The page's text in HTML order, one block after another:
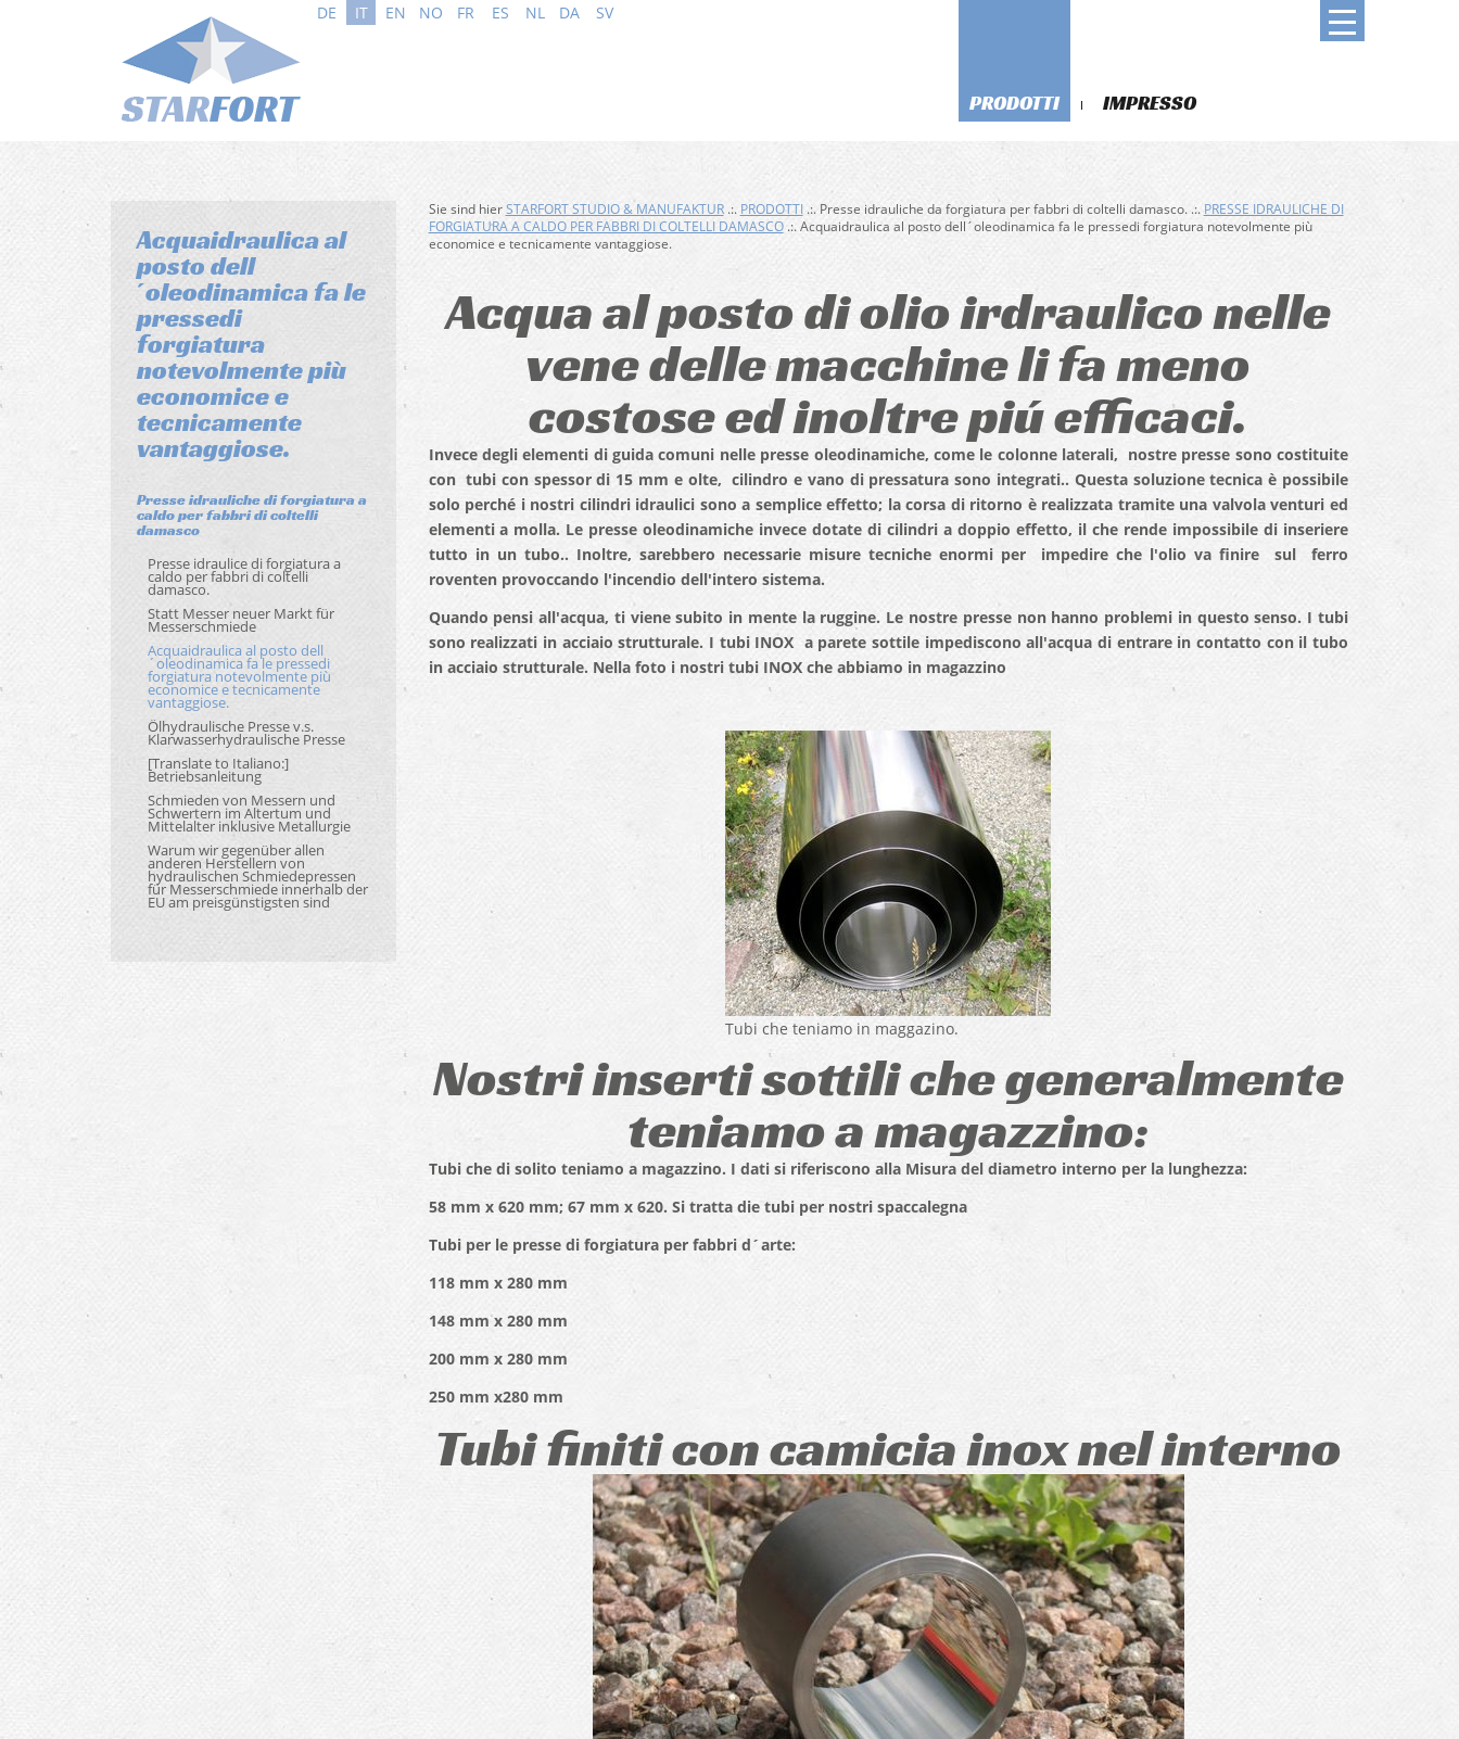
DE IT EN NO FR ES NL DA SV
PRODOTTI IMPRESSO
Acquaidraulica al
posto dell
´oleodinamica fa le
pressedi
forgiatura
notevolmente più
economice e
tecnicamente
vantaggiose.
Presse idrauliche di forgiatura a
caldo per fabbri di coltelli
damasco
Presse idraulice di forgiatura a
caldo per fabbri di coltelli
damasco.
Statt Messer neuer Markt für
Messerschmiede
Acquaidraulica al posto dell
´oleodinamica fa le pressedi
forgiatura notevolmente più
economice e tecnicamente
vantaggiose.
Ölhydraulische Presse v.s.
Klarwasserhydraulische Presse
[Translate to Italiano:]
Betriebsanleitung
Schmieden von Messern und
Schwertern im Altertum und
Mittelalter inklusive Metallurgie
Warum wir gegenüber allen
anderen Herstellern von
hydraulischen Schmiedepressen
für Messerschmiede innerhalb der
EU am preisgünstigsten sind
Sie sind hierSTARFORT STUDIO & MANUFAKTUR.:. PRODOTTI.:. Presse idrauliche da forgiatura per fabbri di coltelli damasco. .:. PRESSE IDRAULICHE DI
FORGIATURA A CALDO PER FABBRI DI COLTELLI DAMASCO.:. Acquaidraulica al posto dell´oleodinamica fa le pressedi forgiatura notevolmente più
economice e tecnicamente vantaggiose.
Acqua al posto di olio irdraulico nelle
vene delle macchine li fa meno
costose ed inoltre piú efficaci.
Invece degli elementi di guida comuni nelle presse oleodinamiche, come le colonne laterali, nostre presse sono costituite
con tubi con spessor di 15 mm e olte, cilindro e vano di pressatura sono integrati.. Questa soluzione tecnica è possibile
solo perché i nostri cilindri idraulici sono a semplice effetto; la corsa di ritorno è realizzata tramite una valvola venturi ed
elementi a molla. Le presse oleodinamiche invece dotate di cilindri a doppio effetto, il che rende impossibile di inseriere
tutto in un tubo.. Inoltre, sarebbero necessarie misure tecniche enormi per impedire che l'olio va finire sul ferro
roventen provoccando l'incendio dell'intero sistema.
Quando pensi all'acqua, ti viene subito in mente la ruggine. Le nostre presse non hanno problemi in questo senso. I tubi
sono realizzati in acciaio strutturale. I tubi INOX a parete sottile impediscono all'acqua di entrare in contatto con il tubo
in acciaio strutturale. Nella foto i nostri tubi INOX che abbiamo in magazzino
Tubi che teniamo in maggazino.
Nostri inserti sottili che generalmente
teniamo a magazzino:
Tubi che di solito teniamo a magazzino. I dati si riferiscono alla Misura del diametro interno per la lunghezza:
58 mm x 620 mm; 67 mm x 620. Si tratta die tubi per nostri spaccalegna
Tubi per le presse di forgiatura per fabbri d´arte:
118 mm x 280 mm
148 mm x 280 mm
200 mm x 280 mm
250 mm x280 mm
Tubi finiti con camicia inox nel interno